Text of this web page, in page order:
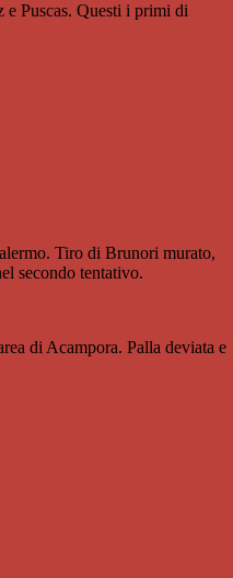
Puscas. Questi i primi di
Tiro di Brunori murato,
secondo tentativo.
di Acampora. Palla deviata e